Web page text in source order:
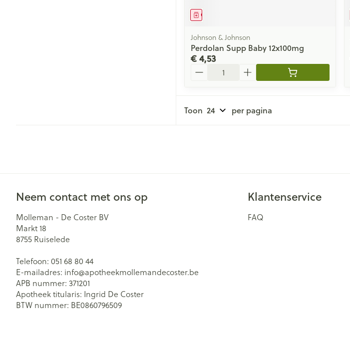
Geneesmiddel
Johnson & Johnson
Perdolan Supp Baby 12x100mg
€ 4,53
Toon per pagina
Neem contact met ons op
Molleman - De Coster BV
Markt 18
8755 Ruiselede
Telefoon: 051 68 80 44
E-mailadres: info@apotheekmollemandecoster.be
APB nummer: 371201
Apotheek titularis: Ingrid De Coster
BTW nummer: BE0860796509
Klantenservice
FAQ